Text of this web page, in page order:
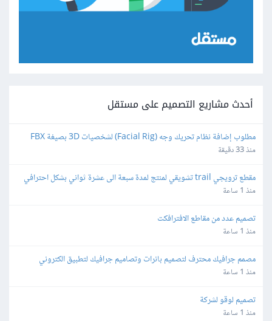
أحدث مشاريع التصميم على مستقل
باستخدام Blender
منذ 33 دقيقة
مقطع ترويجي trail تشويقي لمنتج لمدة سبعة الى عشرة ثواني بشكل احترافي
منذ 1 ساعة
تصميم عدد من مقاطع الافترافكت
منذ 1 ساعة
مصمم جرافيك محترف لتصميم بانرات وتصاميم جرافيك لتطبيق الكتروني
منذ 1 ساعة
تصميم لوقو لشركة
منذ 1 ساعة